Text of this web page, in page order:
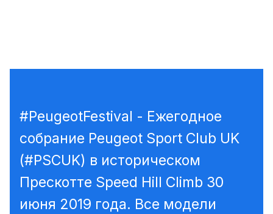
#PeugeotFestival - Ежегодное
собрание Peugeot Sport Club UK
(#PSCUK) в историческом
Прескотте Speed Hill Climb 30
июня 2019 года. Все модели